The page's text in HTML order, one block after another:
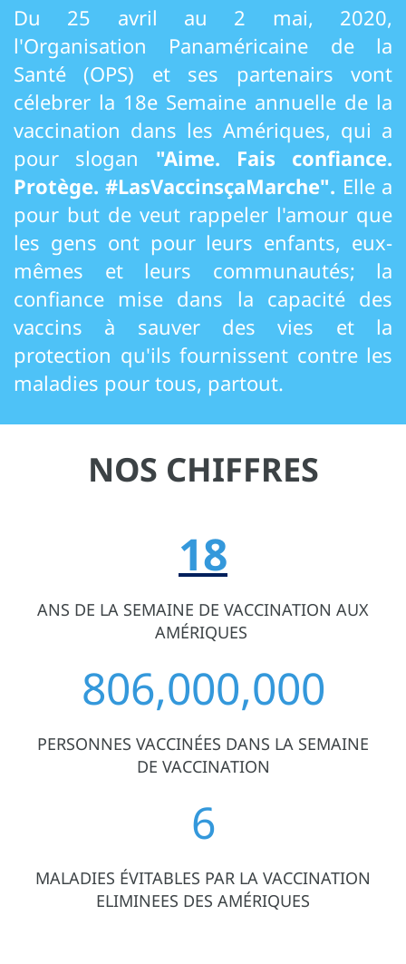
Du 25 avril au 2 mai, 2020,
l'Organisation Panaméricaine de la
Santé (OPS) et ses partenairs vont
célebrer la 18e Semaine annuelle de la
vaccination dans les Amériques, qui a
pour slogan "Aime. Fais confiance.
Protège. #LasVaccinsçaMarche". Elle a
pour but de veut rappeler l'amour que
les gens ont pour leurs enfants, eux-
mêmes et leurs communautés; la
confiance mise dans la capacité des
vaccins à sauver des vies et la
protection qu'ils fournissent contre les
maladies pour tous, partout.
NOS CHIFFRES
18
ANS DE LA SEMAINE DE VACCINATION AUX
AMÉRIQUES
806,000,000
PERSONNES VACCINÉES DANS LA SEMAINE
DE VACCINATION
6
MALADIES ÉVITABLES PAR LA VACCINATION
ELIMINEES DES AMÉRIQUES